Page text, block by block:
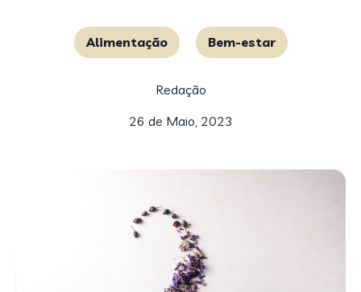
Alimentação Bem-estar
Redação
26 de Maio, 2023